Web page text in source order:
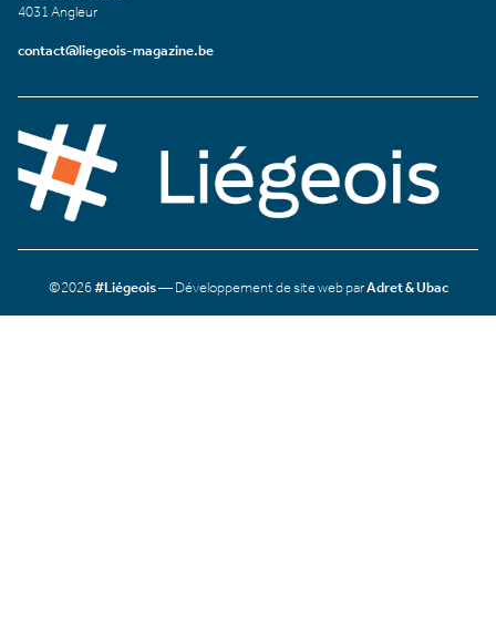
4031 Angleur
contact@liegeois-magazine.be
©2026#Liégeois— Développement de site web parAdret & Ubac